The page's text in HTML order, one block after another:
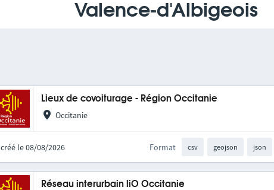
Valence-d'Albigeois
Lieux de covoiturage - Région Occitanie
Occitanie
créé le 08/08/2026 Format csv geojson json
Réseau interurbain liO Occitanie